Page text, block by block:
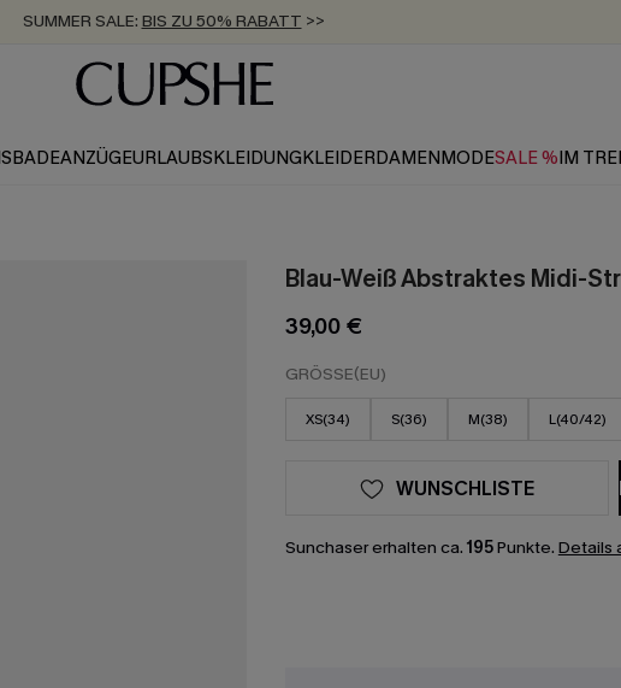
NEWSLETTER:BIS ZU -20% EXTRA ERHALTEN
KOSTENLOSER VERSAND AB 89 €
BADEANZÜGEURLAUBSKLEIDUNGKLEIDERDAMENMODESALE %IM
Blau-Weiß Abstraktes Midi-
39,00 €
GRÖSSE(EU)
XS(34) S(36) M(38) L(40/42)
WUNSCHLISTE
Sunchaser erhalten ca. 195Punkte. Details